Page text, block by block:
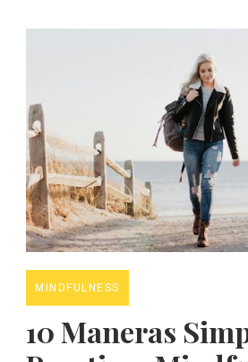
MINDFULNESS
10 Maneras